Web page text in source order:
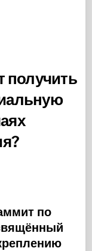
получить
по